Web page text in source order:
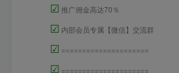
☑ 推广佣金高达70％
☑ 内部会员专属【微信】交流群
☑ =====================
☑ =====================